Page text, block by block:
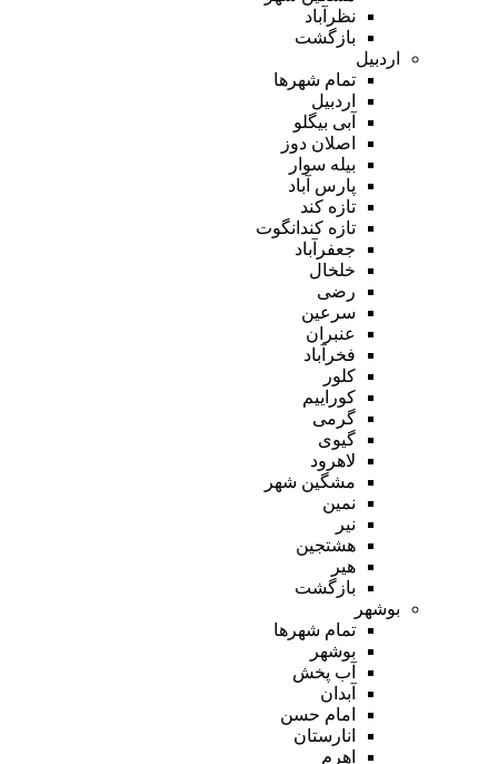
نظرآباد
بازگشت
اردبیل
تمام شهر‌ها
اردبیل
آبی بیگلو
اصلان دوز
بیله سوار
پارس آباد
تازه کند
تازه کندانگوت
جعفرآباد
خلخال
رضی
سرعین
عنبران
فخرآباد
کلور
کوراییم
گرمی
گیوی
لاهرود
مشگین شهر
نمین
نیر
هشتجین
هیر
بازگشت
بوشهر
تمام شهر‌ها
بوشهر
آب پخش
آبدان
امام حسن
انارستان
اهرم